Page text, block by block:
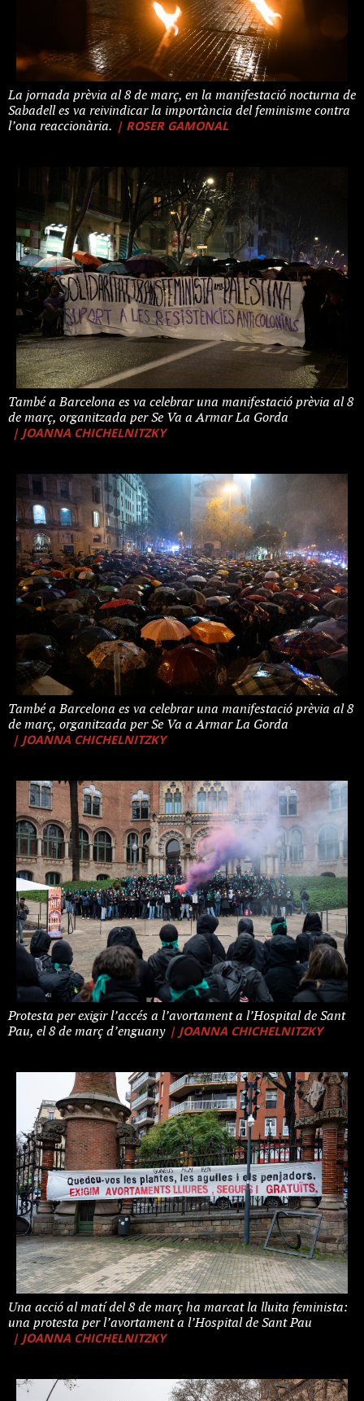
La jornada prèvia al 8 de març, en la manifestació nocturna de
Sabadell es va reivindicar la importància del feminisme contra
l’ona reaccionària. | ROSER GAMONAL
També a Barcelona es va celebrar una manifestació prèvia al 8
de març, organitzada per Se Va a Armar La Gorda
| JOANNA CHICHELNITZKY
També a Barcelona es va celebrar una manifestació prèvia al 8
de març, organitzada per Se Va a Armar La Gorda
| JOANNA CHICHELNITZKY
Protesta per exigir l’accés a l’avortament a l’Hospital de Sant
Pau, el 8 de març d’enguany | JOANNA CHICHELNITZKY
Una acció al matí del 8 de març ha marcat la lluita feminista:
una protesta per l’avortament a l’Hospital de Sant Pau
| JOANNA CHICHELNITZKY